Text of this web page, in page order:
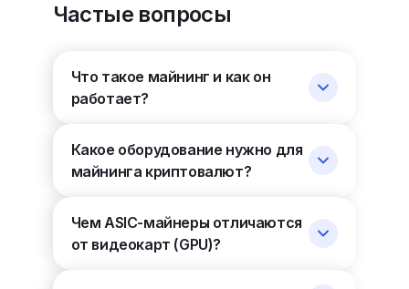
Частые вопросы
Что такое майнинг и как он
работает?
Какое оборудование нужно для
майнинга криптовалют?
Чем ASIC-майнеры отличаются
от видеокарт (GPU)?